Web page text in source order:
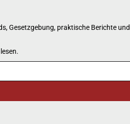
Gesetzgebung, praktische Berichte und